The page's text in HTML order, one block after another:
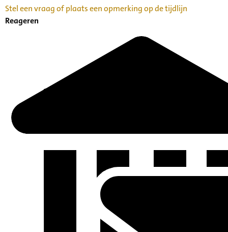
Stel een vraag of plaats een opmerking op de tijdlijn
Reageren